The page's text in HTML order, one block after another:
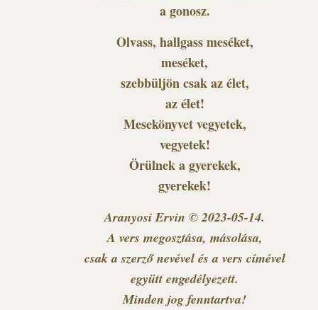
a gonosz.
Olvass, hallgass meséket,
meséket,
szebbüljön csak az élet,
az élet!
Mesekönyvet vegyetek,
vegyetek!
Örülnek a gyerekek,
gyerekek!
Aranyosi Ervin © 2023-05-14.
A vers megosztása, másolása,
csak a szerző nevével és a vers címével
együtt engedélyezett.
Minden jog fenntartva!